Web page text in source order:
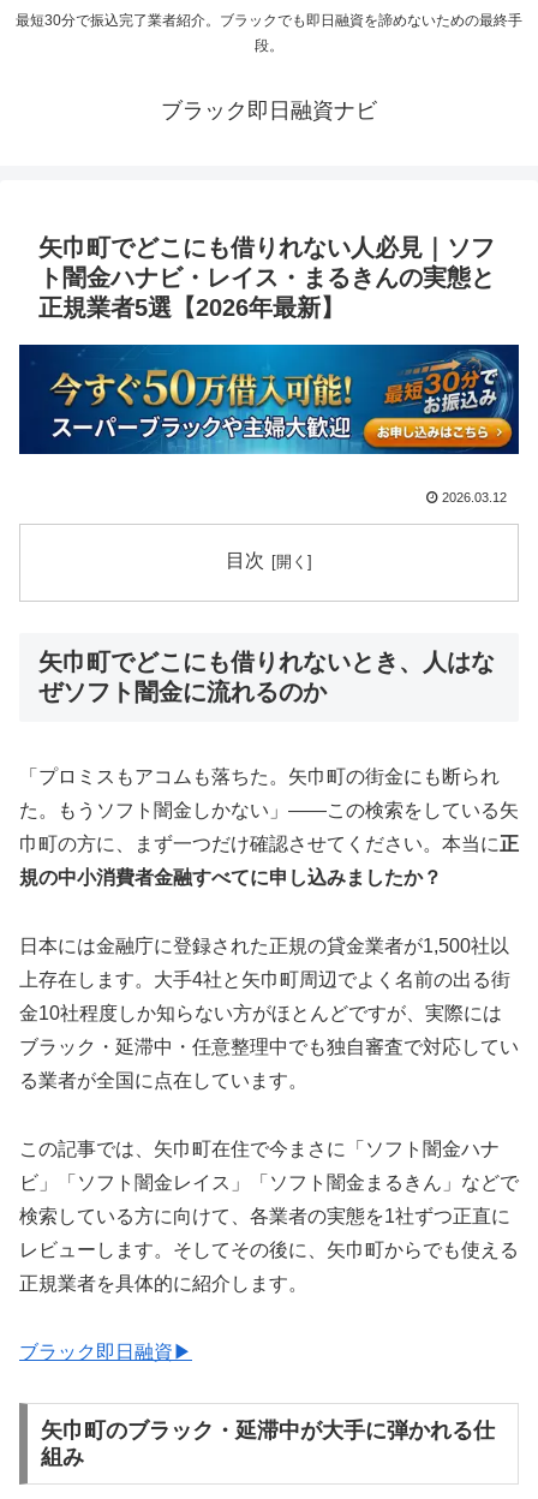
最短30分で振込完了業者紹介。ブラックでも即日融資を諦めないための最終手
段。
ブラック即日融資ナビ
矢巾町でどこにも借りれない人必見｜ソフ
ト闇金ハナビ・レイス・まるきんの実態と
正規業者5選【2026年最新】
2026.03.12
目次
矢巾町でどこにも借りれないとき、人はな
ぜソフト闇金に流れるのか
「プロミスもアコムも落ちた。矢巾町の街金にも断られ
た。もうソフト闇金しかない」——この検索をしている矢
巾町の方に、まず一つだけ確認させてください。本当に正
規の中小消費者金融すべてに申し込みましたか？
日本には金融庁に登録された正規の貸金業者が1,500社以
上存在します。大手4社と矢巾町周辺でよく名前の出る街
金10社程度しか知らない方がほとんどですが、実際には
ブラック・延滞中・任意整理中でも独自審査で対応してい
る業者が全国に点在しています。
この記事では、矢巾町在住で今まさに「ソフト闇金ハナ
ビ」「ソフト闇金レイス」「ソフト闇金まるきん」などで
検索している方に向けて、各業者の実態を1社ずつ正直に
レビューします。そしてその後に、矢巾町からでも使える
正規業者を具体的に紹介します。
ブラック即日融資▶
矢巾町のブラック・延滞中が大手に弾かれる仕
組み